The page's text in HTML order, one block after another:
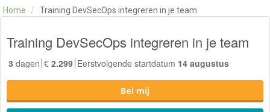
OVER ONS
SKILLS ALCHEMIST
Home / Training DevSecOps integreren in je team
Training DevSecOps integreren in je team
3 dagen € 2.299 Eerstvolgende startdatum 14 augustus
Bel mij